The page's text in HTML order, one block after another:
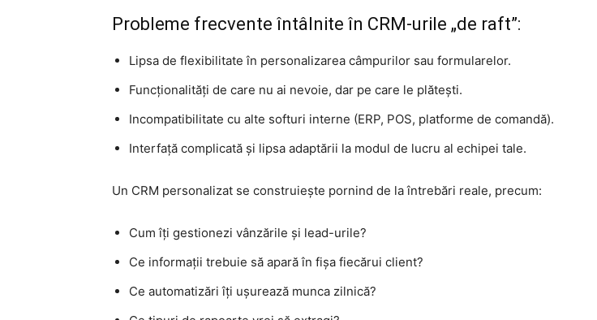
Probleme frecvente întâlnite în CRM-urile „de raft”:
Lipsa de flexibilitate în personalizarea câmpurilor sau formularelor.
Funcționalități de care nu ai nevoie, dar pe care le plătești.
Incompatibilitate cu alte softuri interne (ERP, POS, platforme de comandă).
Interfață complicată și lipsa adaptării la modul de lucru al echipei tale.
Un CRM personalizat se construiește pornind de la întrebări reale, precum:
Cum îți gestionezi vânzările și lead-urile?
Ce informații trebuie să apară în fișa fiecărui client?
Ce automatizări îți ușurează munca zilnică?